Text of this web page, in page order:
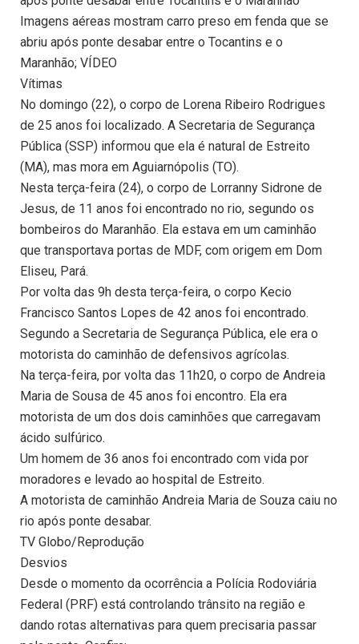
Imagens aéreas mostram carro preso em fenda que se
abriu após ponte desabar entre o Tocantins e o
Maranhão; VÍDEO
Vítimas
No domingo (22), o corpo de Lorena Ribeiro Rodrigues
de 25 anos foi localizado. A Secretaria de Segurança
Pública (SSP) informou que ela é natural de Estreito
(MA), mas mora em Aguiarnópolis (TO).
Nesta terça-feira (24), o corpo de Lorranny Sidrone de
Jesus, de 11 anos foi encontrado no rio, segundo os
bombeiros do Maranhão. Ela estava em um caminhão
que transportava portas de MDF, com origem em Dom
Eliseu, Pará.
Por volta das 9h desta terça-feira, o corpo Kecio
Francisco Santos Lopes de 42 anos foi encontrado.
Segundo a Secretaria de Segurança Pública, ele era o
motorista do caminhão de defensivos agrícolas.
Na terça-feira, por volta das 11h20, o corpo de Andreia
Maria de Sousa de 45 anos foi encontro. Ela era
motorista de um dos dois caminhões que carregavam
ácido sulfúrico.
Um homem de 36 anos foi encontrado com vida por
moradores e levado ao hospital de Estreito.
A motorista de caminhão Andreia Maria de Souza caiu no
rio após ponte desabar.
TV Globo/Reprodução
Desvios
Desde o momento da ocorrência a Polícia Rodoviária
Federal (PRF) está controlando trânsito na região e
dando rotas alternativas para quem precisaria passar